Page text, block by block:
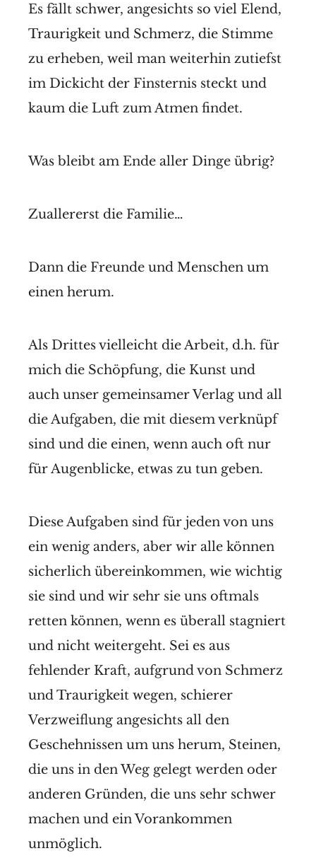
Es fällt schwer, angesichts so viel Elend,
Traurigkeit und Schmerz, die Stimme
zu erheben, weil man weiterhin zutiefst
im Dickicht der Finsternis steckt und
kaum die Luft zum Atmen findet.
Was bleibt am Ende aller Dinge übrig?
Zuallererst die Familie…
Dann die Freunde und Menschen um
einen herum.
Als Drittes vielleicht die Arbeit, d.h. für
mich die Schöpfung, die Kunst und
auch unser gemeinsamer Verlag und all
die Aufgaben, die mit diesem verknüpf
sind und die einen, wenn auch oft nur
für Augenblicke, etwas zu tun geben.
Diese Aufgaben sind für jeden von uns
ein wenig anders, aber wir alle können
sicherlich übereinkommen, wie wichtig
sie sind und wir sehr sie uns oftmals
retten können, wenn es überall stagniert
und nicht weitergeht. Sei es aus
fehlender Kraft, aufgrund von Schmerz
und Traurigkeit wegen, schierer
Verzweiflung angesichts all den
Geschehnissen um uns herum, Steinen,
die uns in den Weg gelegt werden oder
anderen Gründen, die uns sehr schwer
machen und ein Vorankommen
unmöglich.